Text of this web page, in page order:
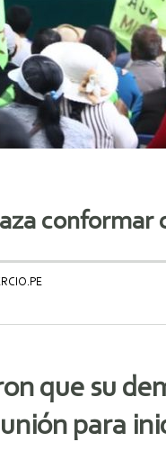
que su
para